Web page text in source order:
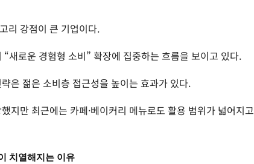
리 강점이 큰 기업이다.
새로운 경험형 소비” 확장에 집중하는 흐름을 보이고 있다.
은 젊은 소비층 접근성을 높이는 효과가 있다.
지만 최근에는 카페·베이커리 메뉴로도 활용 범위가 넓어지고
치열해지는 이유